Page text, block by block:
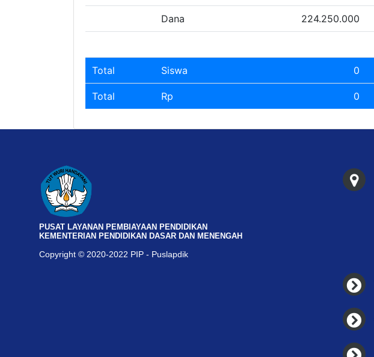
Dana 224.250.000
Total Siswa 0
Total Rp 0
PUSAT LAYANAN PEMBIAYAAN PENDIDIKAN
KEMENTERIAN PENDIDIKAN DASAR DAN MENENGAH
Copyright © 2020-2022 PIP - Puslapdik